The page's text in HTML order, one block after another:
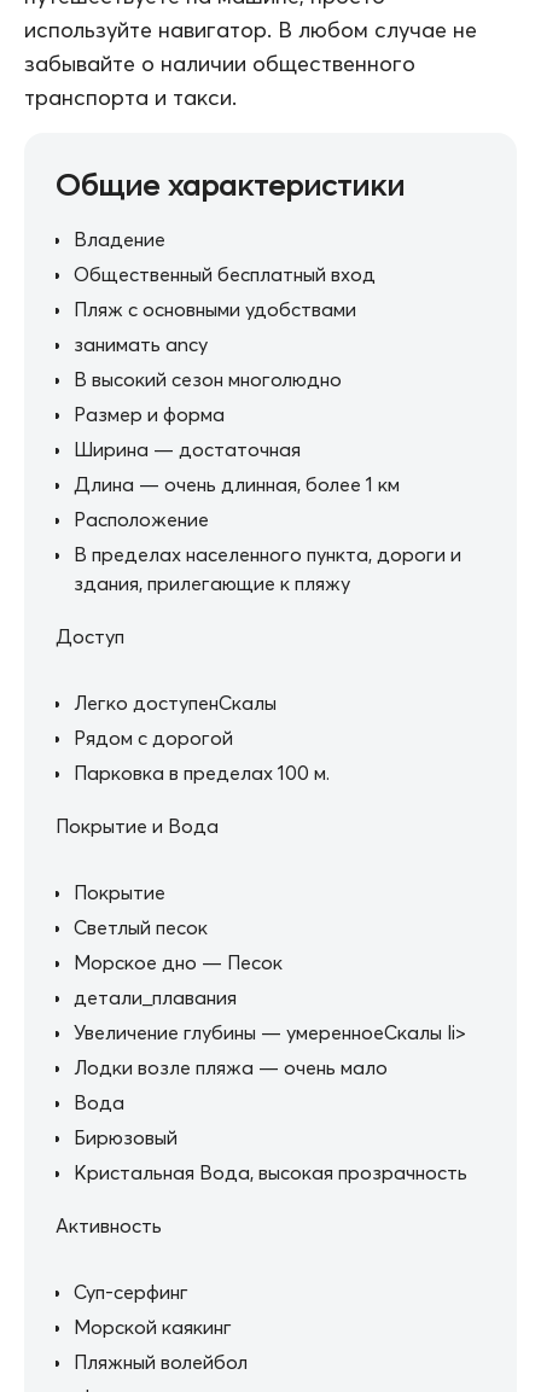
используйте навигатор. В любом случае не
забывайте о наличии общественного
транспорта и такси.
Общие характеристики
Владение
Общественный бесплатный вход
Пляж с основными удобствами
занимать ancy
В высокий сезон многолюдно
Размер и форма
Ширина — достаточная
Длина — очень длинная, более 1 км
Расположение
В пределах населенного пункта, дороги и
здания, прилегающие к пляжу
Доступ
Легко доступенСкалы
Рядом с дорогой
Парковка в пределах 100 м.
Покрытие и Вода
Покрытие
Светлый песок
Морское дно — Песок
детали_плавания
Увеличение глубины — умеренноеСкалы li>
Лодки возле пляжа — очень мало
Вода
Бирюзовый
Кристальная Вода, высокая прозрачность
Активность
Суп-серфинг
Морской каякинг
Пляжный волейбол